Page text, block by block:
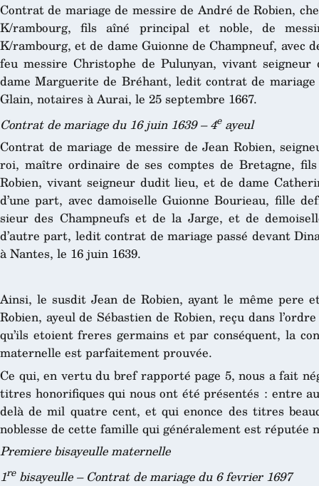
Contrat de mariage de messire de André de Robien,
K/rambourg, fils aîné principal et noble, de
K/rambourg, et de dame Guionne de Champneuf, avec
feu messire Christophe de Pulunyan, vivant
dame Marguerite de Bréhant, ledit contrat de
Glain, notaires à Aurai, le 25 septembre 1667.
Contrat de mariage du 16 juin 1639 – 4eayeul
Contrat de mariage de messire de Jean Robien,
roi, maître ordinaire de ses comptes de Bretagne,
Robien, vivant seigneur dudit lieu, et de dame
d’une part, avec damoiselle Guionne Bourieau, fille
sieur des Champneufs et de la Jarge, et de
d’autre part, ledit contrat de mariage passé devant
à Nantes, le 16 juin 1639.
Ainsi, le susdit Jean de Robien, ayant le même pere
Robien, ayeul de Sébastien de Robien, reçu dans
qu’ils etoient freres germains et par conséquent, la
maternelle est parfaitement prouvée.
Ce qui, en vertu du bref rapporté page 5, nous a fait
titres honorifiques qui nous ont été présentés : entre
delà de mil quatre cent, et qui enonce des titres
noblesse de cette famille qui généralement est réputée
Premiere bisayeulle maternelle
1rebisayeulle – Contrat de mariage du 6 fevrier 1697